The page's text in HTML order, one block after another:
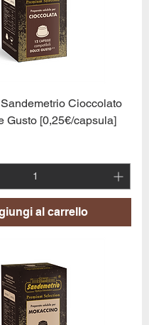
Cioccolato
Gusto [0,25€/capsula]
al carrello